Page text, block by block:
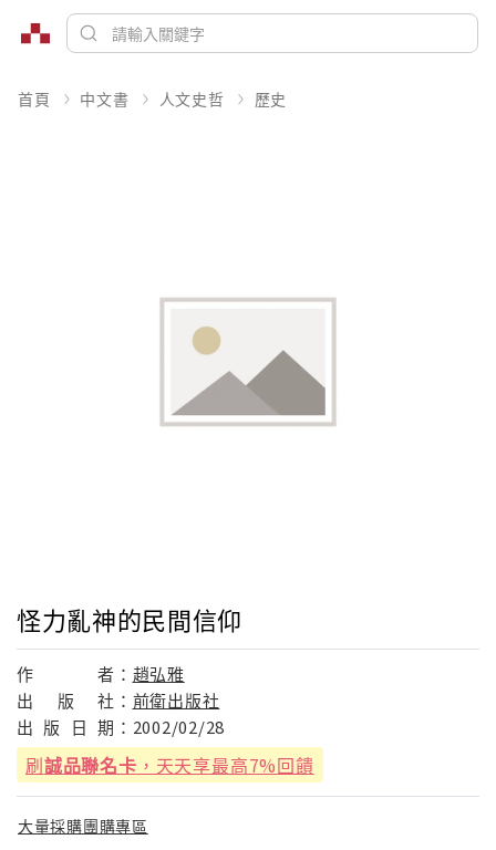
首頁 中文書 人文史哲 歷史
怪力亂神的民間信仰
作 者： 趙弘雅
出
版 社： 前衛出版社
出 版 日 期： 2002/02/28
刷誠品聯名卡 ，天天享最高7%回饋
大量採購團購專區